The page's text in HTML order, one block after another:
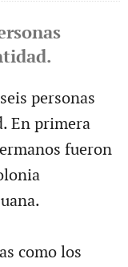
personas
En primera
fueron
como los